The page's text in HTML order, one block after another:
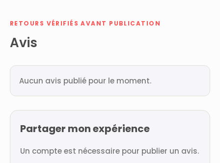
RETOURS VÉRIFIÉS AVANT PUBLICATION
Avis
Aucun avis publié pour le moment.
Partager mon expérience
Un compte est nécessaire pour publier un avis.